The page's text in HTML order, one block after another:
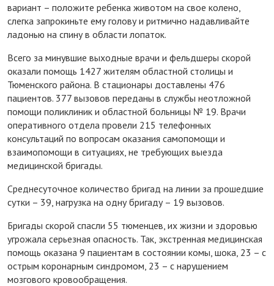
вариант – положите ребенка животом на свое колено,
слегка запрокиньте ему голову и ритмично надавливайте
ладонью на спину в области лопаток.
Всего за минувшие выходные врачи и фельдшеры скорой
оказали помощь 1427 жителям областной столицы и
Тюменского района. В стационары доставлены 476
пациентов. 377 вызовов переданы в службы неотложной
помощи поликлиник и областной больницы № 19. Врачи
оперативного отдела провели 215 телефонных
консультаций по вопросам оказания самопомощи и
взаимопомощи в ситуациях, не требующих выезда
медицинской бригады.
Среднесуточное количество бригад на линии за прошедшие
сутки – 39, нагрузка на одну бригаду – 19 вызовов.
Бригады скорой спасли 55 тюменцев, их жизни и здоровью
угрожала серьезная опасность. Так, экстренная медицинская
помощь оказана 9 пациентам в состоянии комы, шока, 23 – с
острым коронарным синдромом, 23 – с нарушением
мозгового кровообращения.